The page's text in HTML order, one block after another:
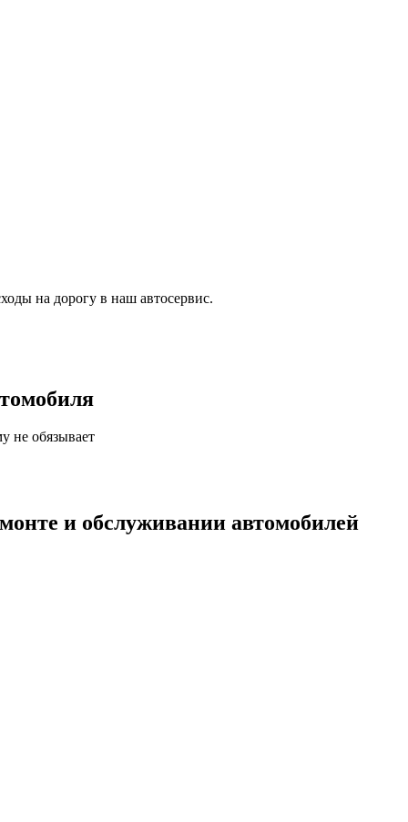
на дорогу в наш автосервис.
не обязывает
и обслуживании автомобилей